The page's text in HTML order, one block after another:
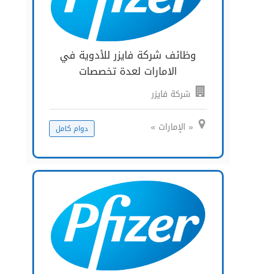
وظائف شركة فايزر للأدوية في
الامارات لعدة تخصصات
شركة فايزر
« الإمارات » دوام كامل